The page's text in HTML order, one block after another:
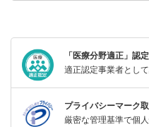
「医療分野適正」認
適正認定事業者とし
プライバシーマーク
厳密な管理基準で個